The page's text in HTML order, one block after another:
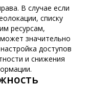
В случае если
списку
ресурсам,
значительно
доступов
и снижения